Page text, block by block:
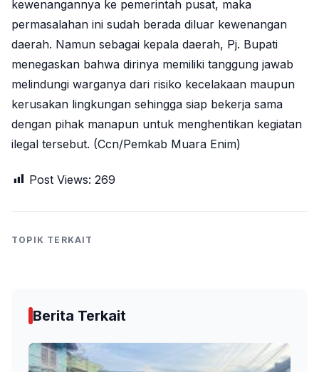
kewenangannya ke pemerintah pusat, maka
permasalahan ini sudah berada diluar kewenangan
daerah. Namun sebagai kepala daerah, Pj. Bupati
menegaskan bahwa dirinya memiliki tanggung jawab
melindungi warganya dari risiko kecelakaan maupun
kerusakan lingkungan sehingga siap bekerja sama
dengan pihak manapun untuk menghentikan kegiatan
ilegal tersebut. (Ccn/Pemkab Muara Enim)
Post Views: 269
TOPIK TERKAIT
Berita Terkait